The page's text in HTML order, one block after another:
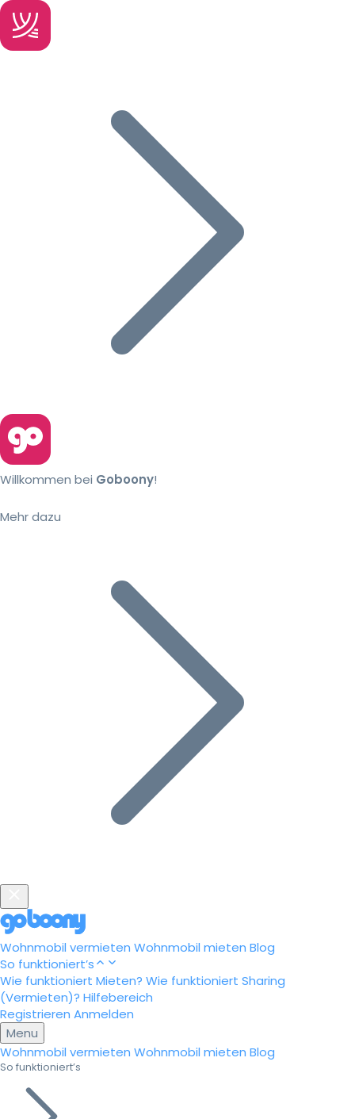
Willkommen bei Goboony!
Mehr dazu
Wohnmobil vermieten Wohnmobil mieten Blog
So funktioniert’s
Wie funktioniert Mieten? Wie funktioniert Sharing
(Vermieten)? Hilfebereich
Registrieren Anmelden
Menu
Wohnmobil vermieten Wohnmobil mieten Blog
So funktioniert’s